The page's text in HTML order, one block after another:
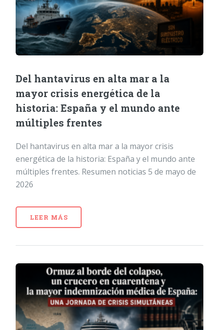
Del hantavirus en alta mar a la
mayor crisis energética de la
historia: España y el mundo ante
múltiples frentes
Del hantavirus en alta mar a la mayor crisis
energética de la historia: España y el mundo ante
múltiples frentes. Resumen noticias 5 de mayo de
2026
LEER MÁS